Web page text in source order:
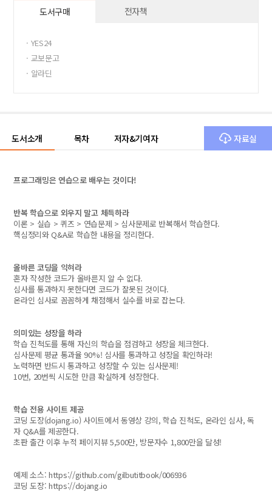
도서구매 전자책
· YES24
· 교보문고
· 알라딘
도서소개 목차 저자&기여자 자료실
프로그래밍은 연습으로 배우는 것이다!
반복 학습으로 외우지 말고 체득하라
이론 > 실습 > 퀴즈 > 연습문제 > 심사문제로 반복해서 학습한다.
핵심정리와 Q&A로 학습한 내용을 정리한다.
올바른 코딩을 익혀라
혼자 작성한 코드가 올바른지 알 수 없다.
심사를 통과하지 못한다면 코드가 잘못된 것이다.
온라인 심사로 꼼꼼하게 채점해서 실수를 바로 잡는다.
의미있는 성장을 하라
학습 진척도를 통해 자신의 학습을 점검하고 성장을 체크한다.
심사문제 평균 통과율 90%! 심사를 통과하고 성장을 확인하라!
노력하면 반드시 통과하고 성장할 수 있는 심사문제!
10번, 20번씩 시도한 만큼 확실하게 성장한다.
학습 전용 사이트 제공
코딩 도장(dojang.io) 사이트에서 동영상 강의, 학습 진척도, 온라인 심사, 독
자 Q&A를 제공한다.
초판 출간 이후 누적 페이지뷰 5,500만, 방문자수 1,800만을 달성!
예제 소스:https://github.com/gilbutitbook/006936
코딩 도장:https://dojang.io